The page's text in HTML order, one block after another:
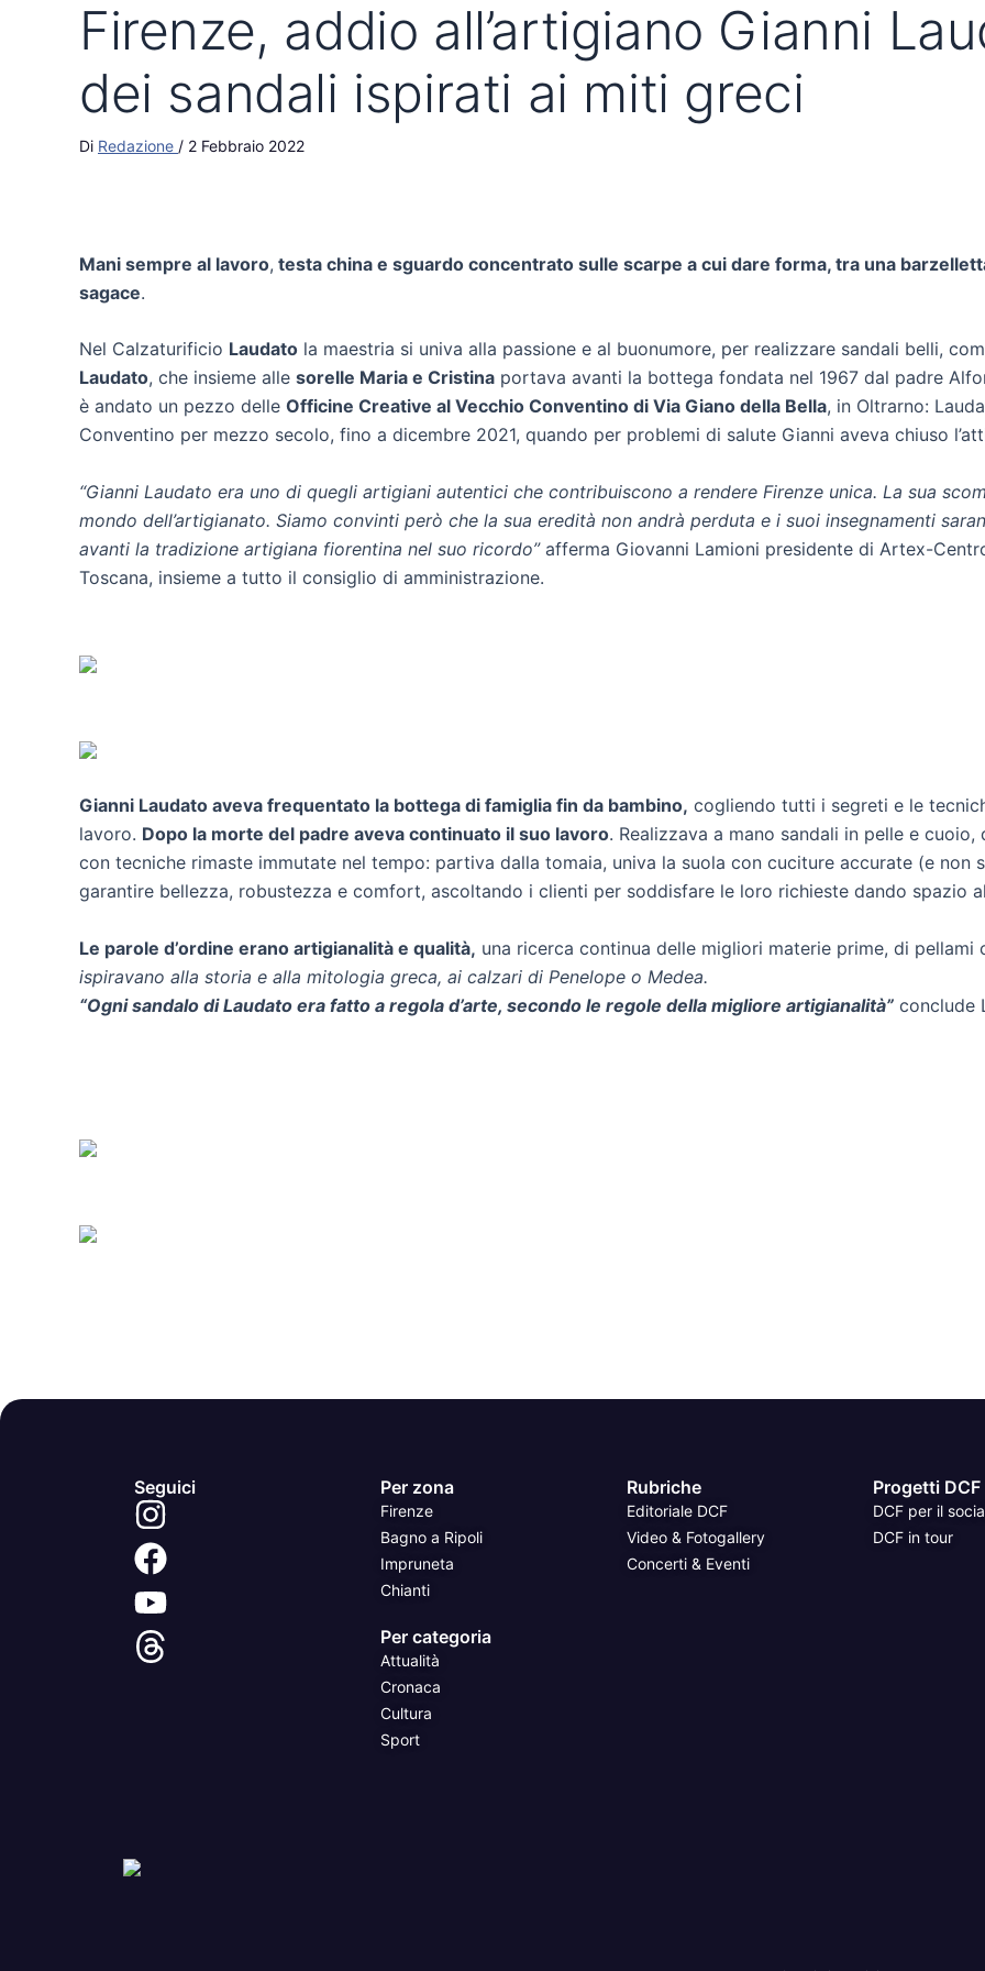
Firenze, addio all’artigiano Gianni
dei sandali ispirati ai miti greci
Di Redazione / 2 Febbraio 2022
Mani sempre al lavoro, testa china e sguardo concentrato sulle scarpe a cui dare forma, tra una
sagace.
Nel Calzaturificio Laudato la maestria si univa alla passione e al buonumore, per realizzare sandali belli,
Laudato, che insieme alle sorelle Maria e Cristina portava avanti la bottega fondata nel 1967 dal padre
è andato un pezzo delle Officine Creative al Vecchio Conventino di Via Giano della Bella, in Oltrarno:
Conventino per mezzo secolo, fino a dicembre 2021, quando per problemi di salute Gianni aveva chiuso
“Gianni Laudato era uno di quegli artigiani autentici che contribuiscono a rendere Firenze unica. La sua
mondo dell’artigianato. Siamo convinti però che la sua eredità non andrà perduta e i suoi insegnamenti
avanti la tradizione artigiana fiorentina nel suo ricordo”afferma Giovanni Lamioni presidente di Artex-
Toscana, insieme a tutto il consiglio di amministrazione.
Gianni Laudato aveva frequentato la bottega di famiglia fin da bambino, cogliendo tutti i segreti e le
lavoro. Dopo la morte del padre aveva continuato il suo lavoro. Realizzava a mano sandali in pelle e
con tecniche rimaste immutate nel tempo: partiva dalla tomaia, univa la suola con cuciture accurate (e
garantire bellezza, robustezza e comfort, ascoltando i clienti per soddisfare le loro richieste dando spazio
Le parole d’ordine erano artigianalità e qualità, una ricerca continua delle migliori materie prime, di
ispiravano alla storia e alla mitologia greca, ai calzari di Penelope o Medea.
“Ogni sandalo di Laudato era fatto a regola d’arte, secondo le regole della migliore artigianalità” conclude
Seguici Per zona
Firenze
Bagno a Ripoli
Impruneta
Chianti
Per categoria
Attualità
Cronaca
Cultura
Sport
Rubriche
Editoriale DCF
Video & Fotogallery
Concerti & Eventi
Progetti DCF
DCF per il
DCF in tour